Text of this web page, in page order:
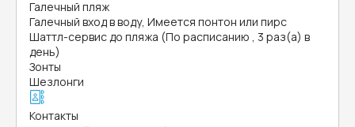
Галечный пляж
Галечный вход в воду, Имеется понтон или пирс
Шаттл-сервис до пляжа (По расписанию , 3 раз(а) в
день)
Зонты
Шезлонги
Контакты